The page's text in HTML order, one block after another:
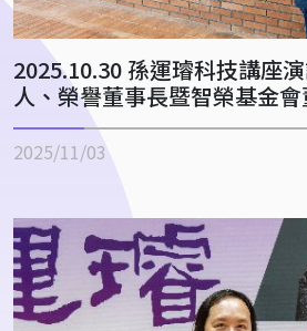
2025.10.30 孫運璿科技講座
人、榮譽董事長暨智榮基金
2025/11/03